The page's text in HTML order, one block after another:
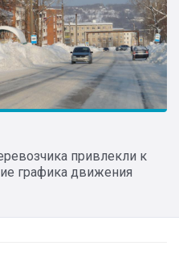
привлекли к
графика движения